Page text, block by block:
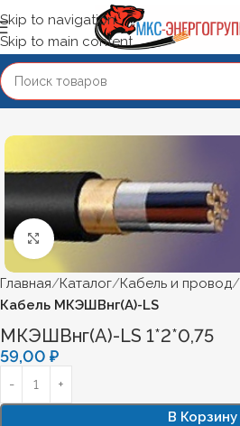
Skip to navigation
Skip to main content
Нажмите, чтобы увеличить
Главная Каталог Кабель и провод
Кабель МКЭШВнг(А)-LS
МКЭШВнг(А)-LS 1*2*0,75
59,00 ₽
В Корзину